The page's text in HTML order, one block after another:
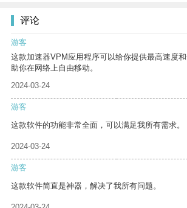
评论
游客
这款加速器VPM应用程序可以给你提供最高速度
助你在网络上自由移动。
2024-03-24
游客
这款软件的功能非常全面，可以满足我所有需求。
2024-03-24
游客
这款软件简直是神器，解决了我所有问题。